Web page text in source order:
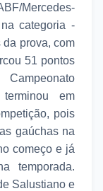
Mercedes-
categoria -
prova, com
51 pontos
em
pois
gaúchas na
começo e já
temporada.
Salustiano e